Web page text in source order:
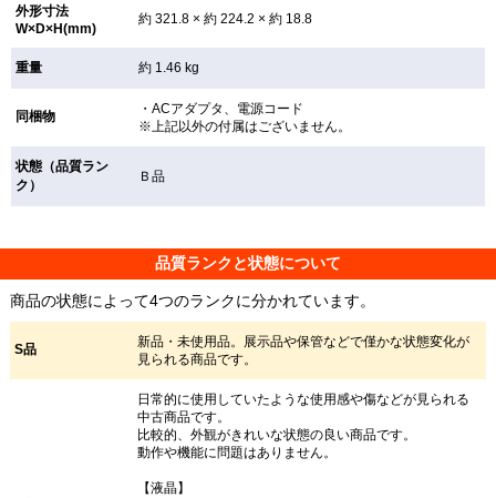
外形寸法
W×D×H(mm)
約 321.8 × 約 224.2 × 約 18.8
重量 約 1.46 kg
同梱物
・ACアダプタ、電源コード
※上記以外の付属はございません。
状態（品質ラン
ク）
Ｂ品
品質ランクと状態について
商品の状態によって4つのランクに分かれています。
S品
新品・未使用品。展示品や保管などで僅かな状態変化が
見られる商品です。
日常的に使用していたような使用感や傷などが見られる
中古商品です。
比較的、外観がきれいな状態の良い商品です。
動作や機能に問題はありません。
【液晶】